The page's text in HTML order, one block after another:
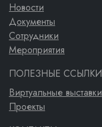
Новости
Документы
Сотрудники
Мероприятия
ПОЛЕЗНЫЕ ССЫЛКИ
Виртуальные выставки
Проекты